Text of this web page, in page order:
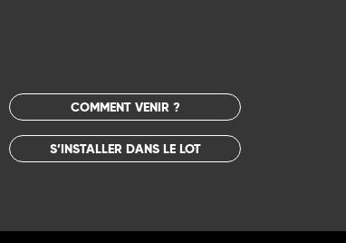
COMMENT VENIR ?
S’INSTALLER DANS LE LOT